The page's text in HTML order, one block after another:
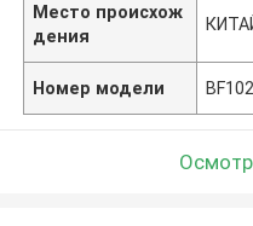
Место происхож
дения
Номер модели